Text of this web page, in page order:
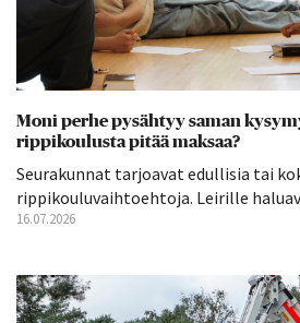
Moni perhe pysähtyy saman
rippikoulusta pitää maksaa?
Seurakunnat tarjoavat edullisia tai
rippikouluvaihtoehtoja. Leirille
16.07.2026